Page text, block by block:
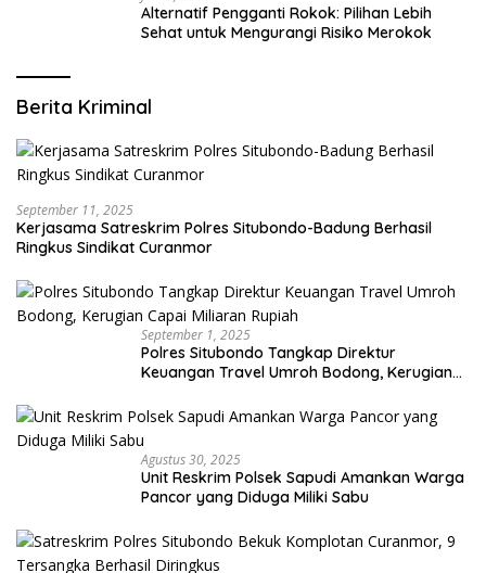
Alternatif Pengganti Rokok: Pilihan Lebih
Sehat untuk Mengurangi Risiko Merokok
Berita Kriminal
September 11, 2025
Kerjasama Satreskrim Polres Situbondo-Badung Berhasil
Ringkus Sindikat Curanmor
September 1, 2025
Polres Situbondo Tangkap Direktur
Keuangan Travel Umroh Bodong, Kerugian
Agustus 30, 2025
Unit Reskrim Polsek Sapudi Amankan Warga
Pancor yang Diduga Miliki Sabu